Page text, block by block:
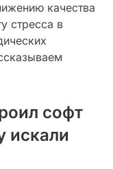
качества
стресса в
софт
искали